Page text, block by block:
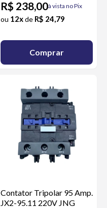
R$ 238,00à vista no Pix
ou 12xde R$ 24,79
Comprar
Contator Tripolar 95 Amp.
JX2-95.11 220V JNG